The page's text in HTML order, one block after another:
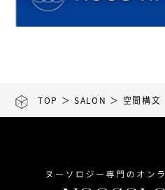
TOP ＞SALON ＞ 空間構文